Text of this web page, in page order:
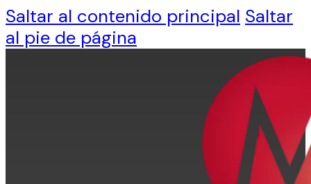
Saltar al contenido principal Saltar
al pie de página